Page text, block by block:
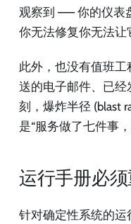
观察到 —— 你的仪表
你无法修复你无法让
此外，也没有值班工
送的电子邮件、已经
刻，爆炸半径 (blast
是“服务做了七件事
运行手册必
针对确定性系统的